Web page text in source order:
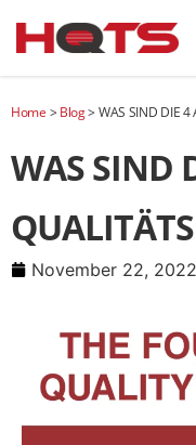
Home >Blog>WAS SIND DIE 4
WAS SIND
November 22, 2022